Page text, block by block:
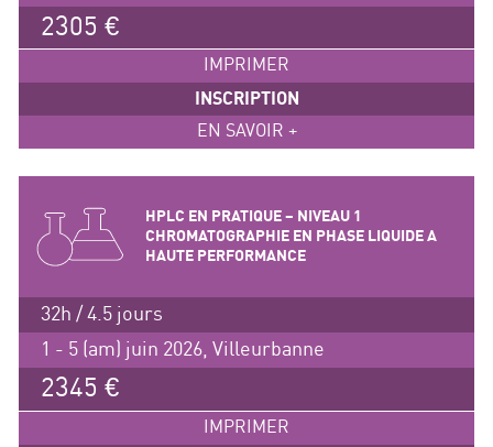
2305 €
IMPRIMER
INSCRIPTION
EN SAVOIR +
HPLC EN PRATIQUE – NIVEAU 1
CHROMATOGRAPHIE EN PHASE LIQUIDE A
HAUTE PERFORMANCE
32h / 4.5 jours
1 - 5 (am) juin 2026, Villeurbanne
2345 €
IMPRIMER